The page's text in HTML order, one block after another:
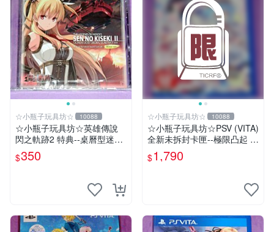
☆小瓶子玩具坊☆ 10088
☆小瓶子玩具坊☆英雄傳說
閃之軌跡2 特典--桌曆型迷你
原聲帶--"亞莉莎 Alisa"封面
(無遊戲卡匣唷)
$350
☆小瓶子玩具坊☆ 10088
☆小瓶子玩具坊☆PSV (VITA)
全新未拆封卡匣--極限凸起 萌
萌水晶 (日版)
$1,790